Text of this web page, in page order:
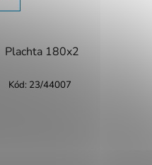
cm
Plachta 180x200 cm
Kód: 23/44007